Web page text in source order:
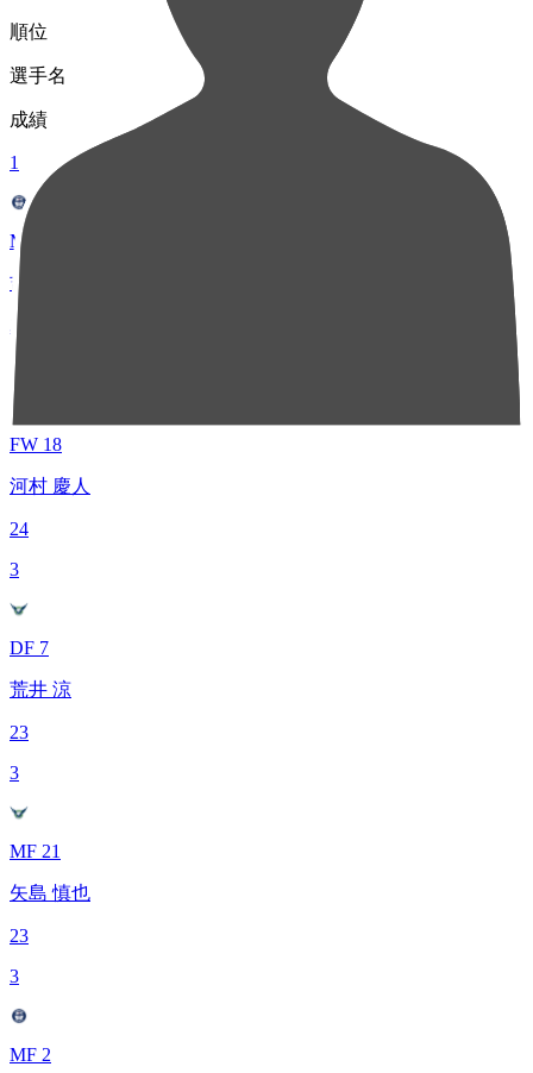
順位
選手名
成績
1
MF 14
吉尾 虹樹
36
2
FW 18
河村 慶人
24
3
DF 7
荒井 涼
23
3
MF 21
矢島 慎也
23
3
MF 2